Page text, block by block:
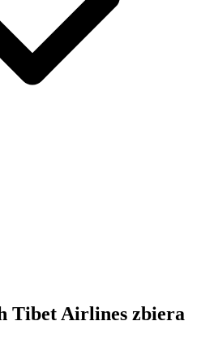
Tibet Airlines zbiera